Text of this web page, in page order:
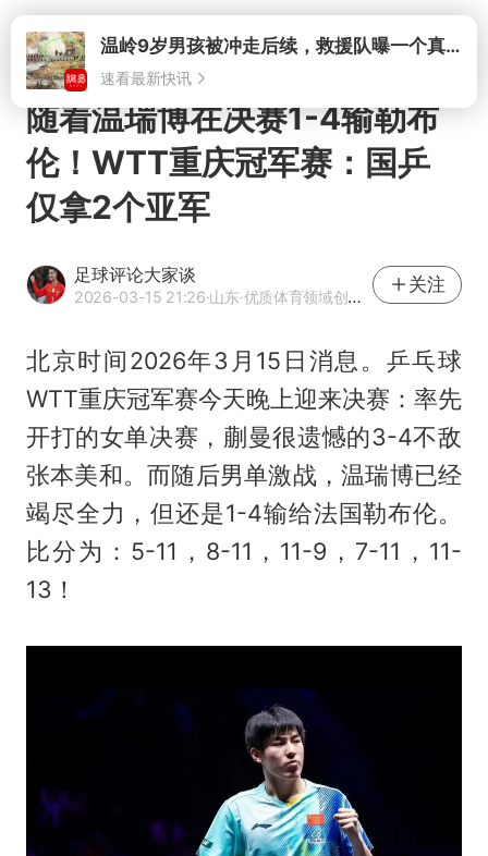
打开
随着温瑞博在决赛1-4输勒布
伦！WTT重庆冠军赛：国乒
仅拿2个亚军
足球评论大家谈
2026-03-15 21:26·山东·优质体育领域创作者
关注
北京时间2026年3月15日消息。乒乓球
WTT重庆冠军赛今天晚上迎来决赛：率先
开打的女单决赛，蒯曼很遗憾的3-4不敌
张本美和。而随后男单激战，温瑞博已经
竭尽全力，但还是1-4输给法国勒布伦。
比分为：5-11，8-11，11-9，7-11，11-
13！